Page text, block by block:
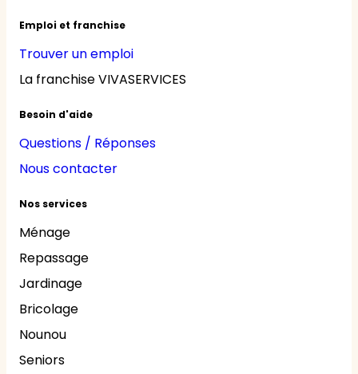
Emploi et franchise
Trouver un emploi
La franchise VIVASERVICES
Besoin d'aide
Questions / Réponses
Nous contacter
Nos services
Ménage
Repassage
Jardinage
Bricolage
Nounou
Seniors